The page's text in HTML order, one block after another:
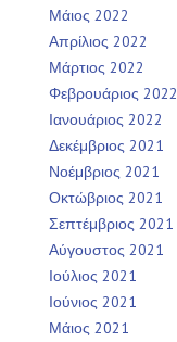
Μάιος 2022
Απρίλιος 2022
Μάρτιος 2022
Φεβρουάριος 2022
Ιανουάριος 2022
Δεκέμβριος 2021
Νοέμβριος 2021
Οκτώβριος 2021
Σεπτέμβριος 2021
Αύγουστος 2021
Ιούλιος 2021
Ιούνιος 2021
Μάιος 2021